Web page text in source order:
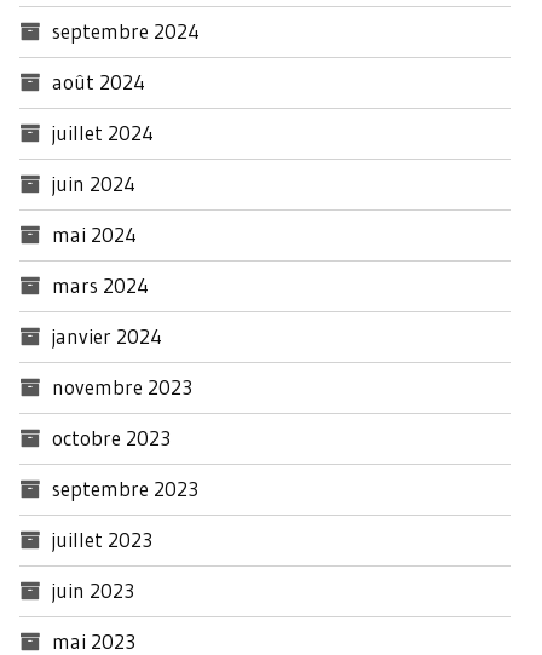
septembre 2024
août 2024
juillet 2024
juin 2024
mai 2024
mars 2024
janvier 2024
novembre 2023
octobre 2023
septembre 2023
juillet 2023
juin 2023
mai 2023